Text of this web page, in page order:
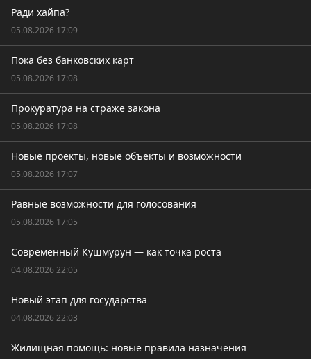
Ради хайпа?
05.08.2026 17:09
Пока без банковских карт
05.08.2026 17:08
Прокуратура на страже закона
05.08.2026 17:08
Новые проекты, новые объекты и возможности
05.08.2026 17:07
Равные возможности для голосования
05.08.2026 17:05
Современный Кушмурун — как точка роста
04.08.2026 22:05
Новый этап для государства
04.08.2026 22:03
Жилищная помощь: новые правила назначения